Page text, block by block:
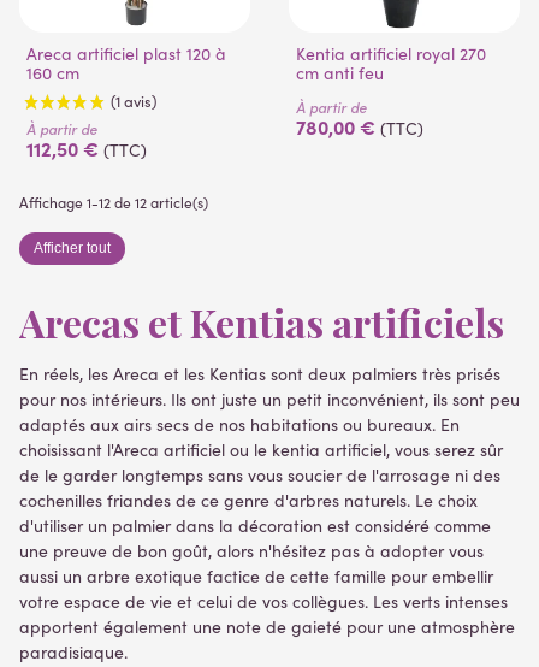
Areca artificiel plast 120 à
160 cm
À partir de
112,50 € (TTC)
Kentia artificiel royal 270
cm anti feu
À partir de
780,00 € (TTC)
Affichage 1-12 de 12 article(s)
Afficher tout
Arecas et Kentias artificiels
En réels, les Areca et les Kentias sont deux palmiers très prisés
pour nos intérieurs. Ils ont juste un petit inconvénient, ils sont peu
adaptés aux airs secs de nos habitations ou bureaux. En
choisissant l'Areca artificiel ou le kentia artificiel, vous serez sûr
de le garder longtemps sans vous soucier de l'arrosage ni des
cochenilles friandes de ce genre d'arbres naturels. Le choix
d'utiliser un palmier dans la décoration est considéré comme
une preuve de bon goût, alors n'hésitez pas à adopter vous
aussi un arbre exotique factice de cette famille pour embellir
votre espace de vie et celui de vos collègues. Les verts intenses
apportent également une note de gaieté pour une atmosphère
paradisiaque.